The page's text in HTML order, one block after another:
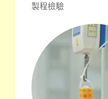
製程檢驗